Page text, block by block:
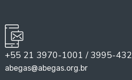
+55 21 3970-1001 / 3995-
abegas@abegas.org.br